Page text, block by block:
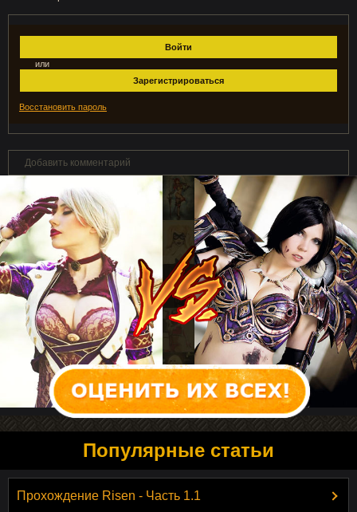
Войти
или
Зарегистрироваться
Восстановить пароль
Добавить комментарий
Популярные статьи
Прохождение Risen - Часть 1.1